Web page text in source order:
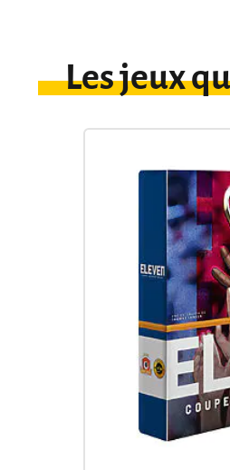
Les jeux